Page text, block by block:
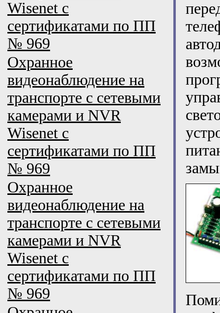
Wisenet с
сертификатами по ПП
№ 969
Охранное
видеонаблюдение на
транспорте с сетевыми
камерами и NVR
Wisenet с
сертификатами по ПП
№ 969
Охранное
видеонаблюдение на
транспорте с сетевыми
камерами и NVR
Wisenet с
сертификатами по ПП
№ 969